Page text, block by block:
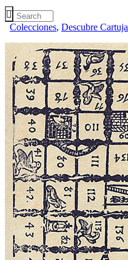
Colecciones, Descubre Cartuja